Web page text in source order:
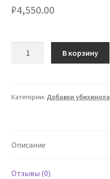
₽4,550.00
Ubiquinol
softgels
В корзину
Категории: Добавки убихинола
Описание
Отзывы (0)